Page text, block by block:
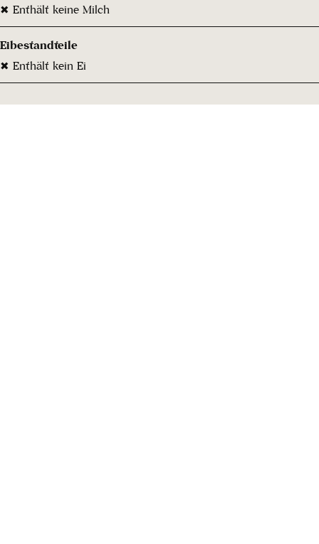
✖ Enthält keine Milch
Eibestandteile
✖ Enthält kein Ei